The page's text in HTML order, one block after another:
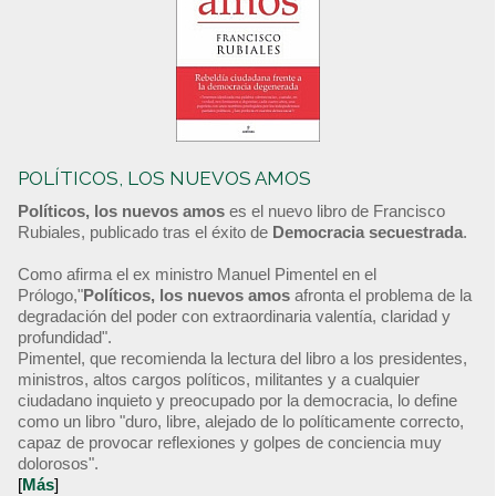
POLÍTICOS, LOS NUEVOS AMOS
Políticos, los nuevos amos es el nuevo libro de Francisco
Rubiales, publicado tras el éxito de Democracia secuestrada.
Como afirma el ex ministro Manuel Pimentel en el
Prólogo,"Políticos, los nuevos amos afronta el problema de la
degradación del poder con extraordinaria valentía, claridad y
profundidad".
Pimentel, que recomienda la lectura del libro a los presidentes,
ministros, altos cargos políticos, militantes y a cualquier
ciudadano inquieto y preocupado por la democracia, lo define
como un libro "duro, libre, alejado de lo políticamente correcto,
capaz de provocar reflexiones y golpes de conciencia muy
dolorosos".
[Más]